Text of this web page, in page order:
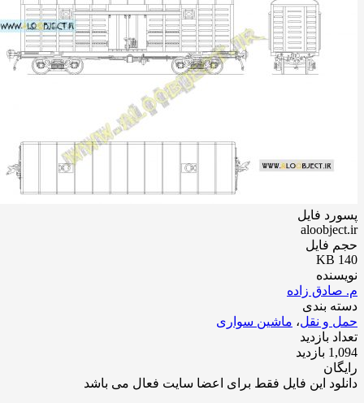
فایل
فایل
زاده
بندی
و نقل، ماشین سواری
بازدید
این فایل فقط برای اعضا سایت فعال می باشد